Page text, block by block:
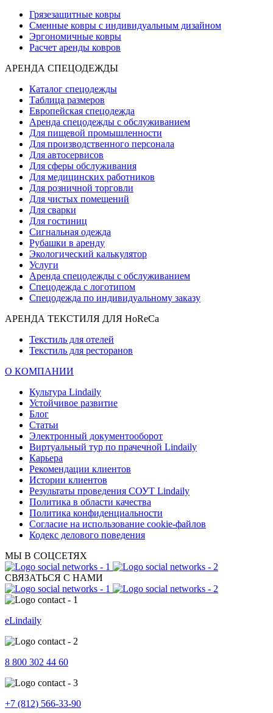
Грязезащитные ковры
Сменные ковры с индивидуальным дизайном
Эргономичные ковры
Расчет аренды ковров
АРЕНДА СПЕЦОДЕЖДЫ
Каталог спецодежды
Таблица размеров
Европейская спецодежда
Аренда спецодежды с обслуживанием
Для пищевой промышленности
Для производственного персонала
Для автосервисов
Для сферы обслуживания
Для медицинских работников
Для розничной торговли
Для чистых помещений
Для сварки
Для гостиниц
Сигнальная одежда
Рубашки в аренду
Экологический калькулятор
Услуги
Аренда спецодежды с обслуживанием
Спецодежда с логотипом
Спецодежда по индивидуальному заказу
АРЕНДА ТЕКСТИЛЯ ДЛЯ HoReCa
Текстиль для отелей
Текстиль для ресторанов
О КОМПАНИИ
Культура Lindaily
Устойчивое развитие
Блог
Статьи
Электронный документооборот
Виртуальный тур по прачечной Lindaily
Карьера
Рекомендации клиентов
Истории клиентов
Результаты проведения СОУТ Lindaily
Политика в области качества
Политика конфиденциальности
Согласие на использование cookie-файлов
Кодекс делового поведения
МЫ В СОЦСЕТЯХ
СВЯЗАТЬСЯ С НАМИ
eLindaily
8 800 302 44 60
+7 (812) 566-33-90